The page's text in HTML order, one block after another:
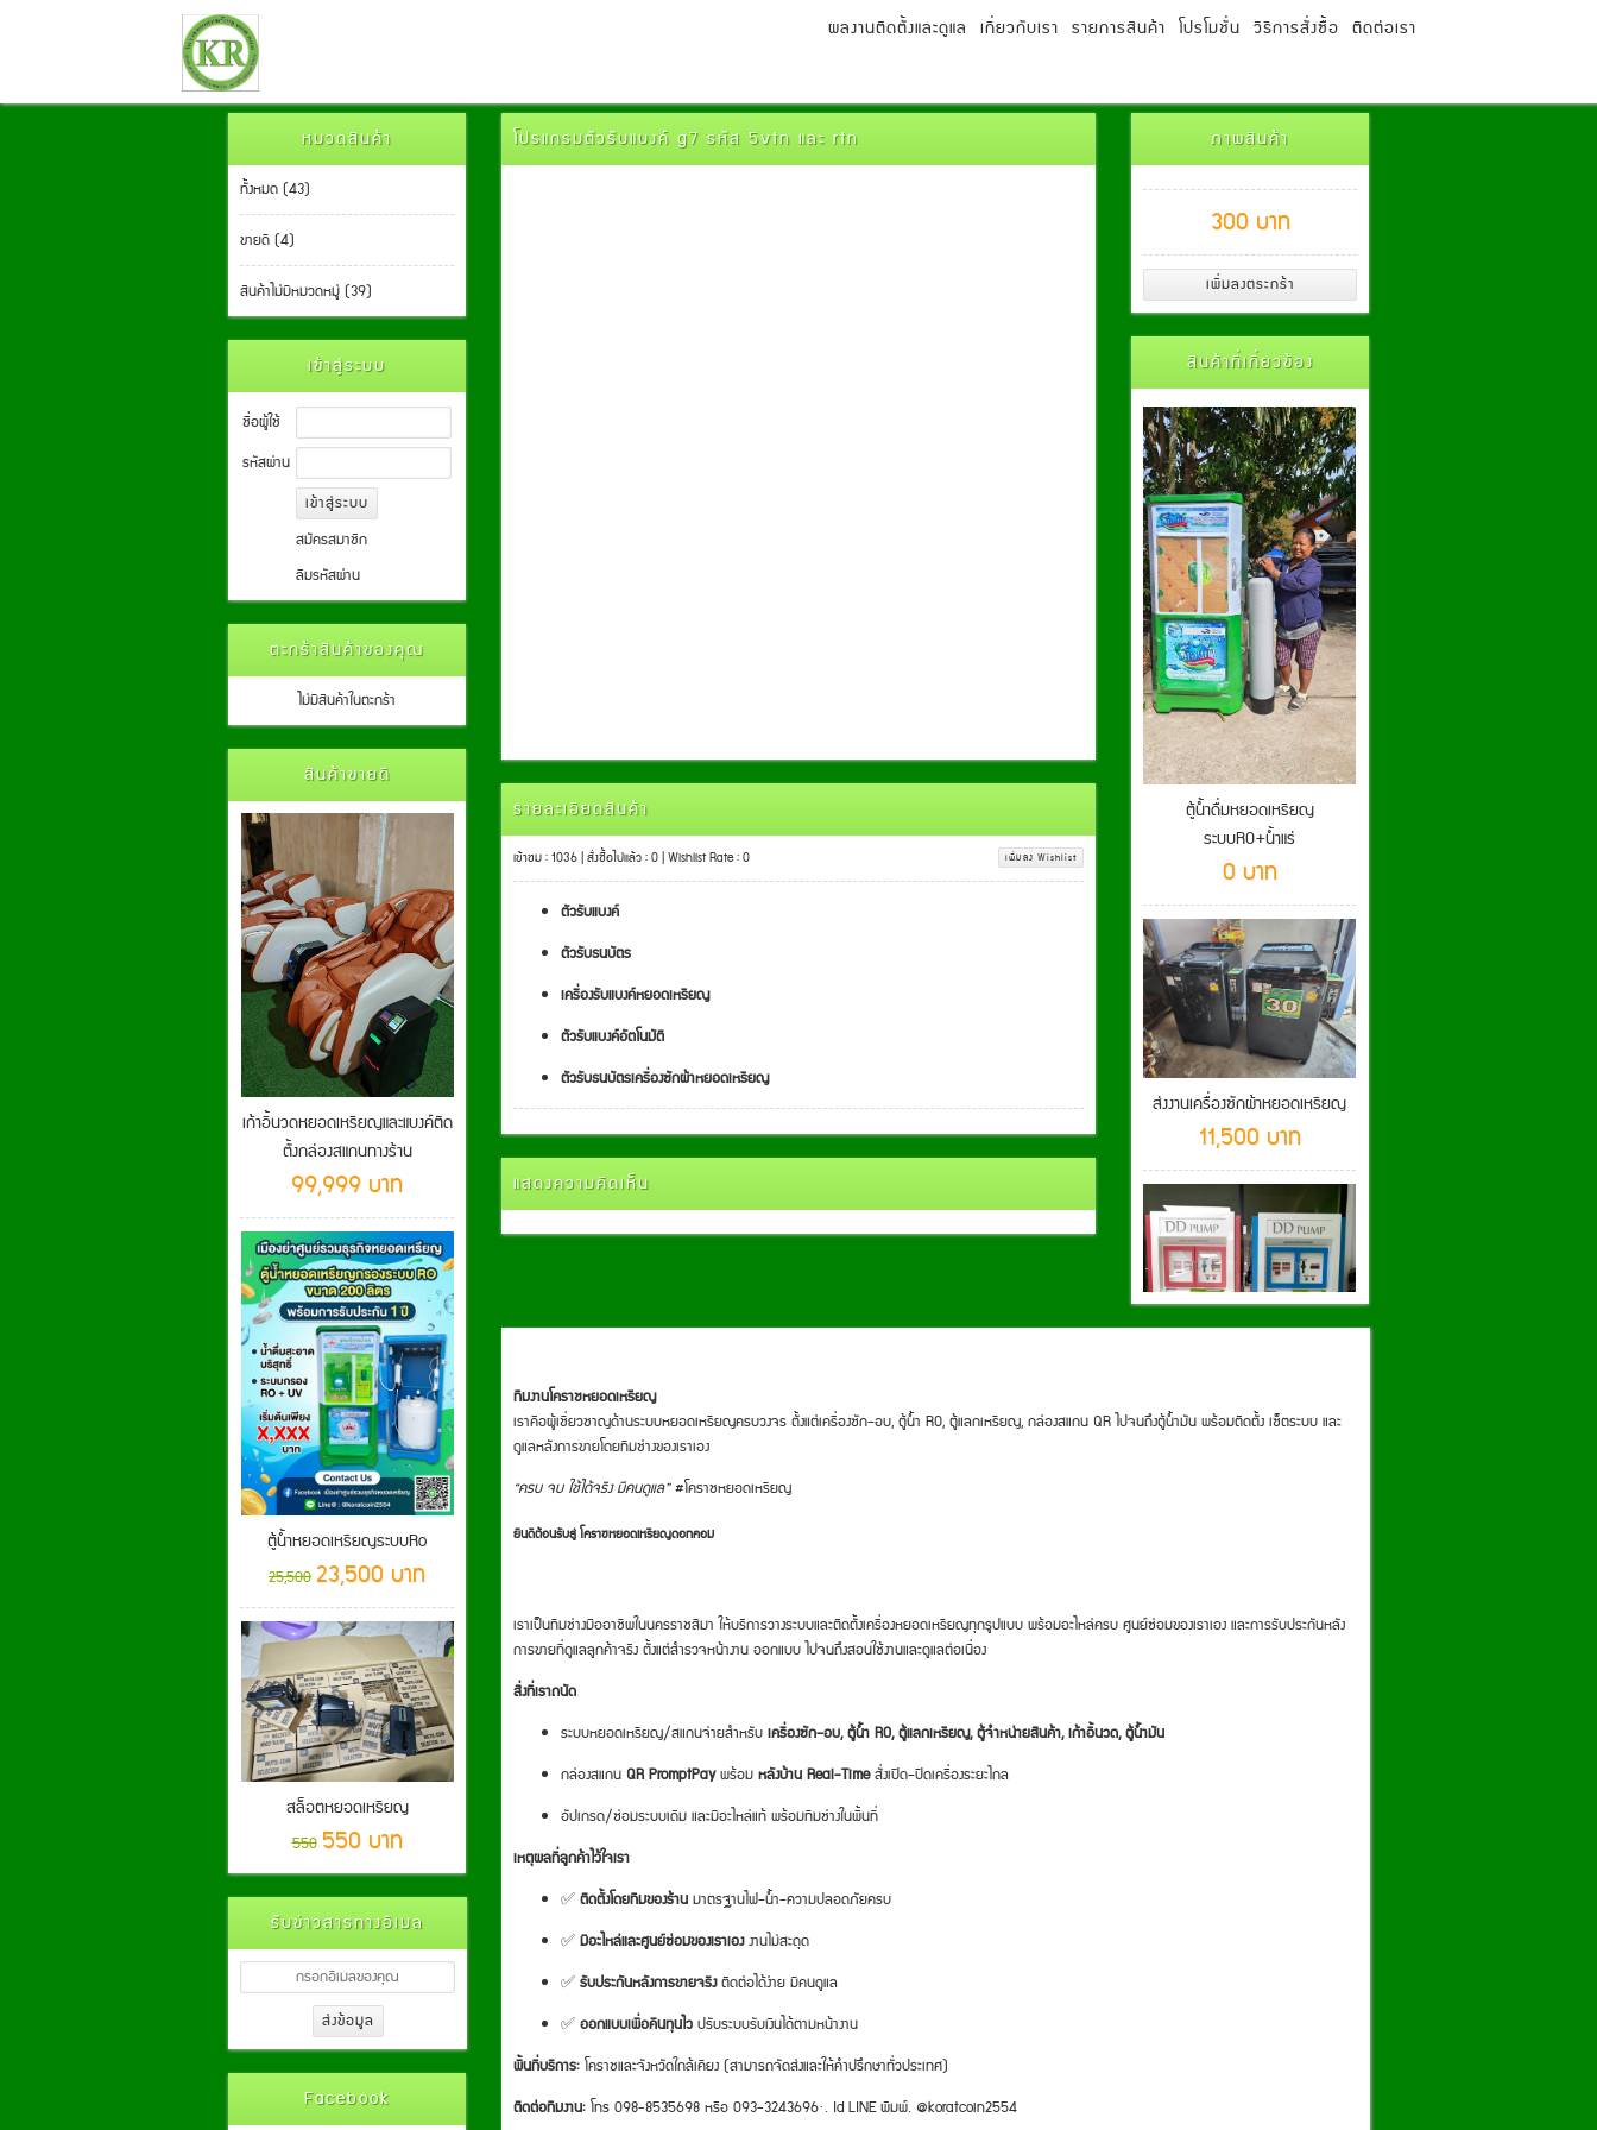
ติดต่อเรา
วิธีการสั่งซื้อ
โปรโมชั่น
รายการสินค้า
เกี่ยวกับเรา
ผลงานติดตั้งและดูแล
หมวดสินค้า
ทั้งหมด (43)
ขายดี (4)
สินค้าไม่มีหมวดหมู่ (39)
เข้าสู่ระบบ
ชื่อผู้ใช้
รหัสผ่าน
สมัครสมาชิก
ลืมรหัสผ่าน
ตะกร้าสินค้าของคุณ
ไม่มีสินค้าในตะกร้า
สินค้าขายดี
เก้าอี้นวดหยอดเหรียญและแบงค์ติด
ตั้งกล่องสแกนทางร้าน
99,999 บาท
ตู้น้ำหยอดเหรียญระบบRo
25,500 23,500 บาท
สล็อตหยอดเหรียญ
550 550 บาท
รับข่าวสารทางอีเมล
Facebook
โปรแกรมตัวรับแบงค์ g7 รหัส 5vtn และ rtn
รายละเอียดสินค้า
เข้าชม : 1036 | สั่งซื้อไปแล้ว : 0 | Wishlist Rate : 0 เพิ่มลง Wishlist
ตัวรับแบงค์
ตัวรับธนบัตร
เครื่องรับแบงค์หยอดเหรียญ
ตัวรับแบงค์อัตโนมัติ
ตัวรับธนบัตรเครื่องซักผ้าหยอดเหรียญ
แสดงความคิดเห็น
ภาพสินค้า
300 บาท
สินค้าที่เกี่ยวข้อง
ตู้น้ำดื่มหยอดเหรียญ
ระบบRO+น้ำแร่
0 บาท
ส่งงานเครื่องซักผ้าหยอดเหรียญ
11,500 บาท
ทีมงานโคราชหยอดเหรียญ
เราคือผู้เชี่ยวชาญด้านระบบหยอดเหรียญครบวงจร ตั้งแต่เครื่องซัก–อบ, ตู้น้ำ RO, ตู้แลกเหรียญ, กล่องสแกน QR ไปจนถึงตู้น้ำมัน พร้อมติดตั้ง เซ็ตระบบ และ
ดูแลหลังการขายโดยทีมช่างของเราเอง
“ครบ จบ ใช้ได้จริง มีคนดูแล”#โคราชหยอดเหรียญ
ยินดีต้อนรับสู่ โคราชหยอดเหรียญดอทคอม
เราเป็นทีมช่างมืออาชีพในนครราชสีมา ให้บริการวางระบบและติดตั้งเครื่องหยอดเหรียญทุกรูปแบบ พร้อมอะไหล่ครบ ศูนย์ซ่อมของเราเอง และการรับประกันหลัง
การขายที่ดูแลลูกค้าจริง ตั้งแต่สำรวจหน้างาน ออกแบบ ไปจนถึงสอนใช้งานและดูแลต่อเนื่อง
สิ่งที่เราถนัด
ระบบหยอดเหรียญ/สแกนจ่ายสำหรับเครื่องซัก–อบ, ตู้น้ำ RO, ตู้แลกเหรียญ, ตู้จำหน่ายสินค้า, เก้าอี้นวด, ตู้น้ำมัน
กล่องสแกน QR PromptPayพร้อมหลังบ้าน Real-Timeสั่งเปิด–ปิดเครื่องระยะไกล
อัปเกรด/ซ่อมระบบเดิม และมีอะไหล่แท้ พร้อมทีมช่างในพื้นที่
เหตุผลที่ลูกค้าไว้ใจเรา
✅ติดตั้งโดยทีมของร้านมาตรฐานไฟ–น้ำ–ความปลอดภัยครบ
✅มีอะไหล่และศูนย์ซ่อมของเราเองงานไม่สะดุด
✅รับประกันหลังการขายจริงติดต่อได้ง่าย มีคนดูแล
✅ออกแบบเพื่อคืนทุนไวปรับระบบรับเงินได้ตามหน้างาน
พื้นที่บริการ:โคราชและจังหวัดใกล้เคียง (สามารถจัดส่งและให้คำปรึกษาทั่วประเทศ)
ติดต่อทีมงาน:โทร 098-8535698 หรือ 093-3243696·. Id LINE พิมพ์. @koratcoin2554